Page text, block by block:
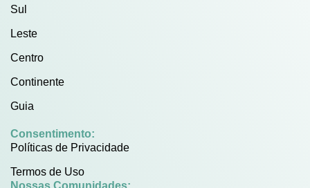
Sul
Leste
Centro
Continente
Guia
Consentimento:
Políticas de Privacidade
Termos de Uso
Nossas Comunidades: